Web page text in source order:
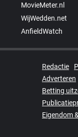
MovieMeter.nl
WijWedden.net
AnfieldWatch
Redactie
Adverteren
Betting
Eigendom